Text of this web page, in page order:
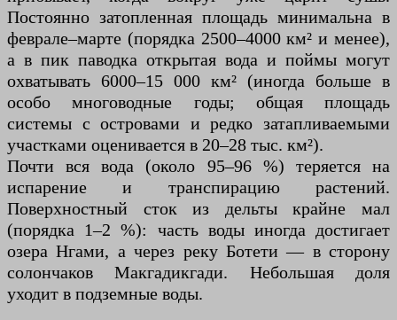
Постоянно затопленная площадь минимальна в
феврале–марте (порядка 2500–4000 км² и менее),
а в пик паводка открытая вода и поймы могут
охватывать 6000–15 000 км² (иногда больше в
особо многоводные годы; общая площадь
системы с островами и редко затапливаемыми
участками оценивается в 20–28 тыс. км²).
Почти вся вода (около 95–96 %) теряется на
испарение и транспирацию растений.
Поверхностный сток из дельты крайне мал
(порядка 1–2 %): часть воды иногда достигает
озера Нгами, а через реку Ботети — в сторону
солончаков Макгадикгади. Небольшая доля
уходит в подземные воды.